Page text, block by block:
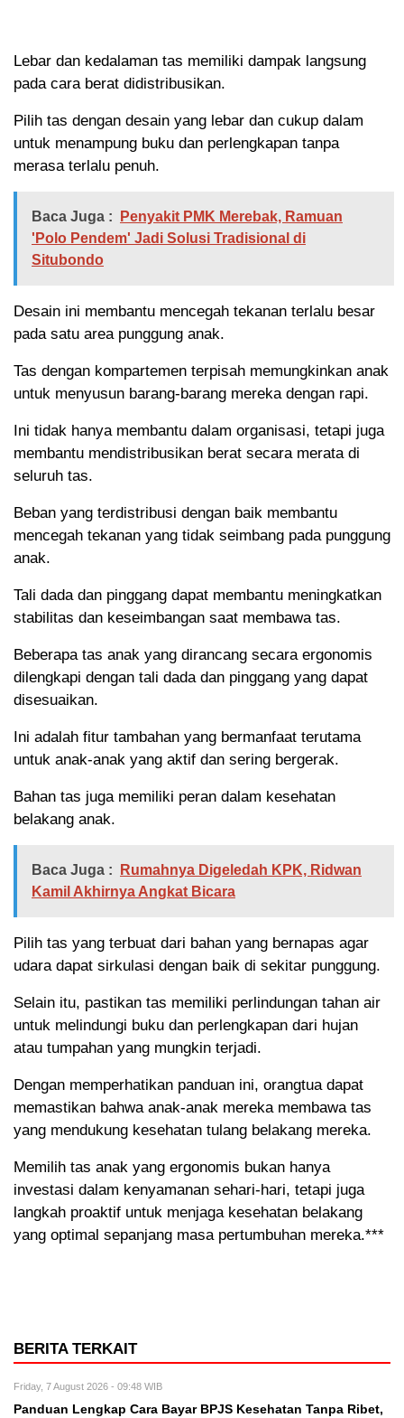
Lebar dan kedalaman tas memiliki dampak langsung
pada cara berat didistribusikan.
Pilih tas dengan desain yang lebar dan cukup dalam
untuk menampung buku dan perlengkapan tanpa
merasa terlalu penuh.
Baca Juga :
Penyakit PMK Merebak, Ramuan
'Polo Pendem' Jadi Solusi Tradisional di
Situbondo
Desain ini membantu mencegah tekanan terlalu besar
pada satu area punggung anak.
Tas dengan kompartemen terpisah memungkinkan anak
untuk menyusun barang-barang mereka dengan rapi.
Ini tidak hanya membantu dalam organisasi, tetapi juga
membantu mendistribusikan berat secara merata di
seluruh tas.
Beban yang terdistribusi dengan baik membantu
mencegah tekanan yang tidak seimbang pada punggung
anak.
Tali dada dan pinggang dapat membantu meningkatkan
stabilitas dan keseimbangan saat membawa tas.
Beberapa tas anak yang dirancang secara ergonomis
dilengkapi dengan tali dada dan pinggang yang dapat
disesuaikan.
Ini adalah fitur tambahan yang bermanfaat terutama
untuk anak-anak yang aktif dan sering bergerak.
Bahan tas juga memiliki peran dalam kesehatan
belakang anak.
Baca Juga :
Rumahnya Digeledah KPK, Ridwan
Kamil Akhirnya Angkat Bicara
Pilih tas yang terbuat dari bahan yang bernapas agar
udara dapat sirkulasi dengan baik di sekitar punggung.
Selain itu, pastikan tas memiliki perlindungan tahan air
untuk melindungi buku dan perlengkapan dari hujan
atau tumpahan yang mungkin terjadi.
Dengan memperhatikan panduan ini, orangtua dapat
memastikan bahwa anak-anak mereka membawa tas
yang mendukung kesehatan tulang belakang mereka.
Memilih tas anak yang ergonomis bukan hanya
investasi dalam kenyamanan sehari-hari, tetapi juga
langkah proaktif untuk menjaga kesehatan belakang
yang optimal sepanjang masa pertumbuhan mereka.***
BERITA TERKAIT
Friday, 7 August 2026 - 09:48 WIB
Panduan Lengkap Cara Bayar BPJS Kesehatan Tanpa Ribet,